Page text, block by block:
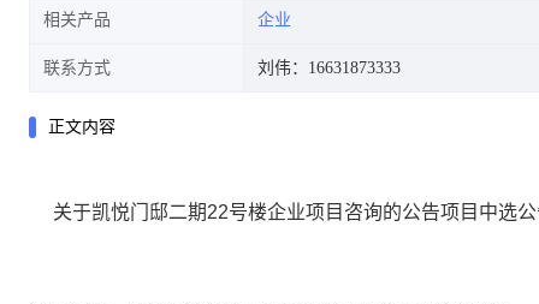
相关产品 企业
联系方式 刘伟：16631873333
正文内容
关于凯悦门邸二期22号楼企业项目咨询的公告项目 中选